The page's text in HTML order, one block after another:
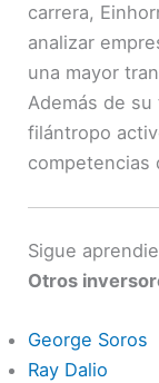
carrera,
analizar
una mayor
Además de
filántropo
competencias
Sigue
Otros
George Soros
Ray Dalio